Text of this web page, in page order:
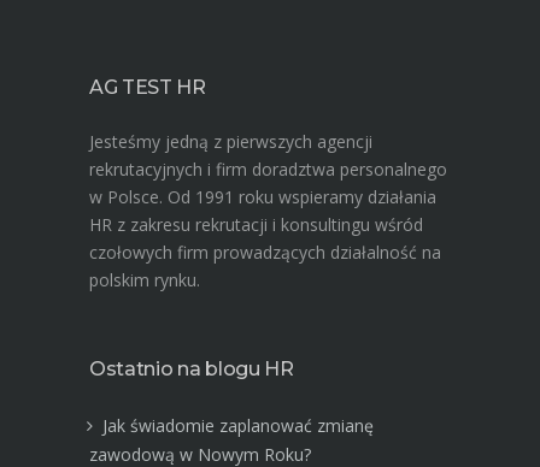
AG TEST HR
Jesteśmy jedną z pierwszych agencji
rekrutacyjnych i firm doradztwa personalnego
w Polsce. Od 1991 roku wspieramy działania
HR z zakresu rekrutacji i konsultingu wśród
czołowych firm prowadzących działalność na
polskim rynku.
Ostatnio na blogu HR
Jak świadomie zaplanować zmianę
zawodową w Nowym Roku?